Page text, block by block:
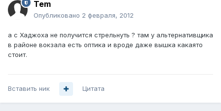
Tem
Опубликовано 2 февраля, 2012
а с Хаджоха не получится стрельнуть ? там у альтернативщика
в районе вокзала есть оптика и вроде даже вышка какаято
стоит.
Вставить ник Цитата